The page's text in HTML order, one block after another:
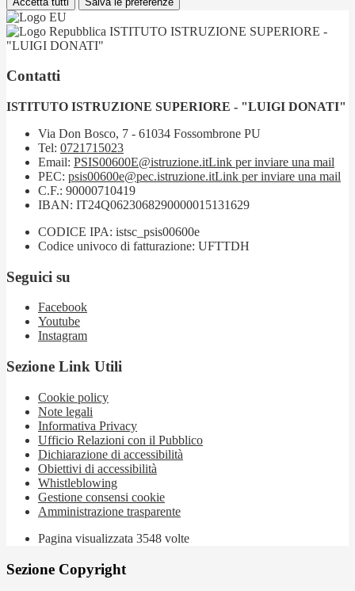
ISTITUTO ISTRUZIONE SUPERIORE -
"LUIGI DONATI"
Contatti
ISTITUTO ISTRUZIONE SUPERIORE - "LUIGI DONATI"
Via Don Bosco, 7 - 61034 Fossombrone PU
Tel: 0721715023
Email: PSIS00600E@istruzione.itLink per inviare una mail
PEC: psis00600e@pec.istruzione.itLink per inviare una mail
C.F.: 90000710419
IBAN: IT24Q0623068290000015131629
CODICE IPA: istsc_psis00600e
Codice univoco di fatturazione: UFTTDH
Seguici su
Facebook
Youtube
Instagram
Sezione Link Utili
Cookie policy
Note legali
Informativa Privacy
Ufficio Relazioni con il Pubblico
Dichiarazione di accessibilità
Obiettivi di accessibilità
Whistleblowing
Gestione consensi cookie
Amministrazione trasparente
Pagina visualizzata 3548 volte
Sezione Copyright